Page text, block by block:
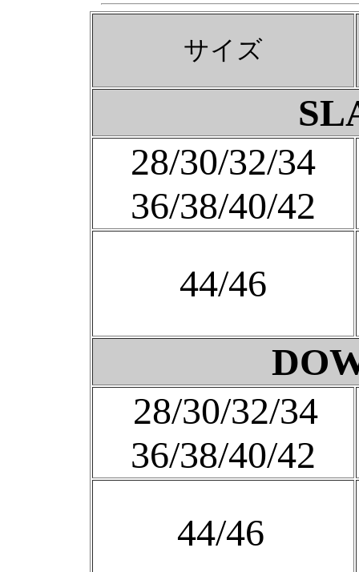
サイズ
28/30/32/34
36/38/40/42
44/46
28/30/32/34
36/38/40/42
44/46